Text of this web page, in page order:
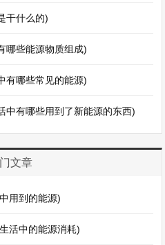
干什么的)
哪些能源物质组成)
有哪些常见的能源)
中有哪些用到了新能源的东西)
文章
用到的能源)
活中的能源消耗)